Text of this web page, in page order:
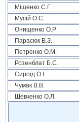
Міщенко С.Г.
Мусій О.С.
Онищенко О.Р.
Парасюк В.З.
Петренко О.М.
Розенблат Б.С.
Сироїд О.І.
Чумак В.В.
Шевченко О.Л.